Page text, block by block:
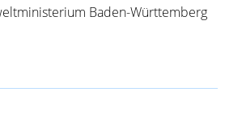
Baden-Württemberg